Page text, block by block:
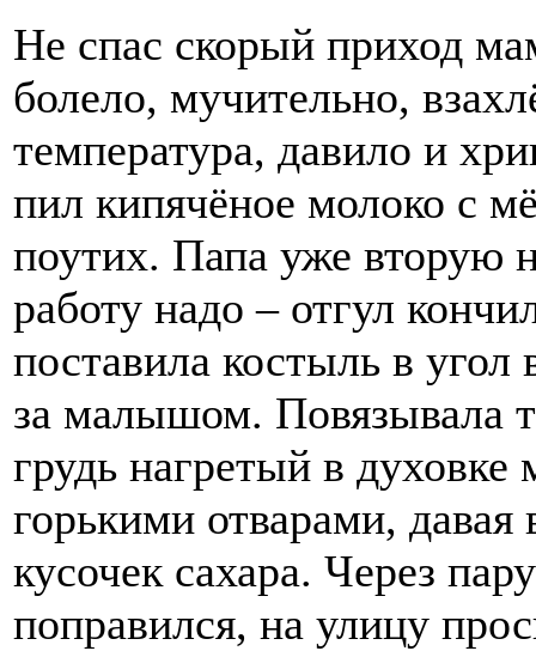
Не спас скорый приход
болело, мучительно,
температура, давило и
пил кипячёное молоко с
поутих. Папа уже вторую
работу надо – отгул
поставила костыль в угол
за малышом. Повязывала
грудь нагретый в
горькими отварами,
кусочек сахара. Через
поправился, на улицу